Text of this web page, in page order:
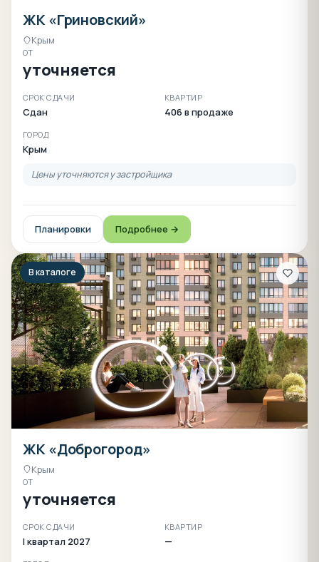
ЖК «Гриновский»
Крым
ОТ
уточняется
СРОК СДАЧИ
Сдан
КВАРТИР
406 в продаже
ГОРОД
Крым
Цены уточняются у застройщика
Планировки Подробнее →
В каталоге
ЖК «Доброгород»
Крым
ОТ
уточняется
СРОК СДАЧИ
I квартал 2027
КВАРТИР
—